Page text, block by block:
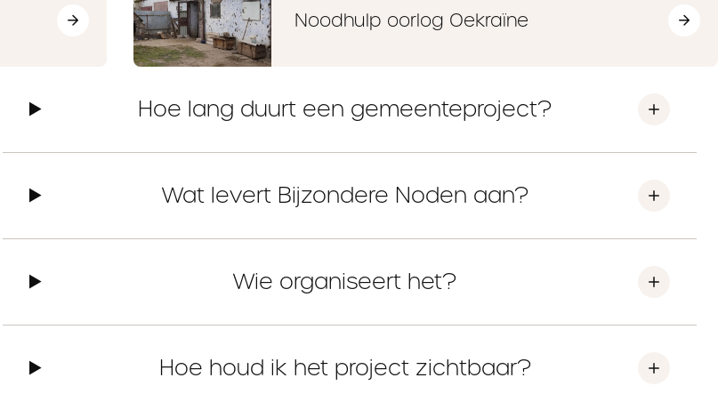
Noodhulp oorlog Oekraïne
Hoe lang duurt een gemeenteproject?
Wat levert Bijzondere Noden aan?
Wie organiseert het?
Hoe houd ik het project zichtbaar?